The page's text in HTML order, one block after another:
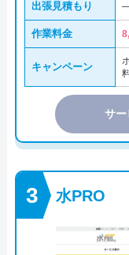
出張見積もり
作業料金
キャンペーン
サー
水PRO